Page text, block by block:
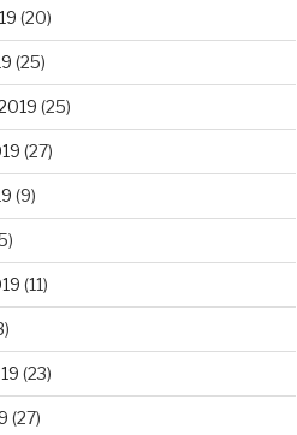
(20)
(25)
(25)
(27)
(9)
(11)
(23)
(27)